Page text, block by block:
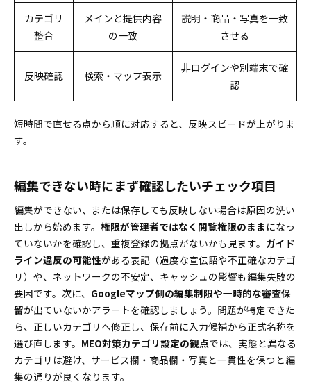
カテゴリ
整合
メインと提供内容
の一致
説明・商品・写真を一致
させる
反映確認 検索・マップ表示
非ログインや別端末で確
認
短時間で直せる点から順に対応すると、反映スピードが上がりま
す。
編集できない時にまず確認したいチェック項目
編集ができない、または保存しても反映しない場合は原因の洗い
出しから始めます。 権限が管理者ではなく閲覧権限のまま になっ
ていないかを確認し、重複登録の拠点がないかも見ます。 ガイド
ライン違反の可能性がある表記（過度な宣伝語や不正確なカテゴ
リ）や、ネットワークの不安定、キャッシュの影響も編集失敗の
要因です。次に、 Googleマップ側の編集制限や一時的な審査保
留が出ていないかアラートを確認しましょう。問題が特定できた
ら、正しいカテゴリへ修正し、保存前に入力候補から正式名称を
選び直します。 MEO対策カテゴリ設定の観点では、実態と異なる
カテゴリは避け、サービス欄・商品欄・写真と一貫性を保つと編
集の通りが良くなります。